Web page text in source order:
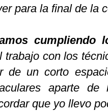
para la final de la
cumpliendo
trabajo con los
de un corto
aparte
que yo llevo